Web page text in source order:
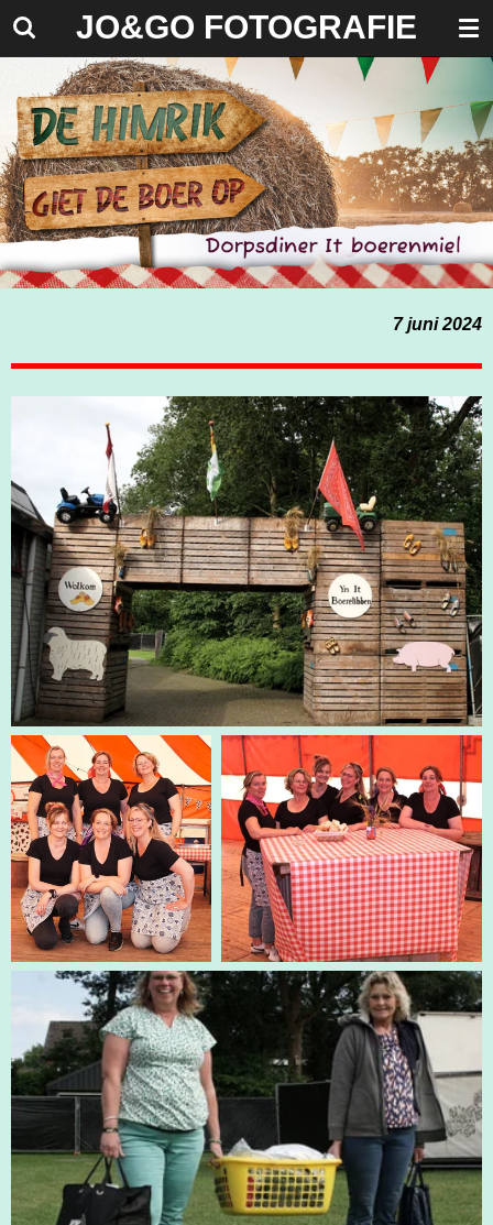
Ga
de
hoofdinhoud
JO&GO FOTOGRAFIE
7 juni 2024